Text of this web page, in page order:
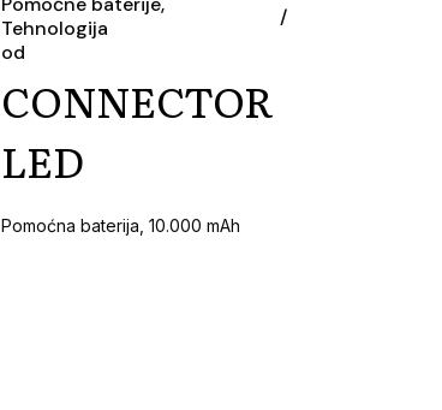
Tehnologija
od
CONNECTOR
LED
Pomoćna baterija, 10.000 mAh